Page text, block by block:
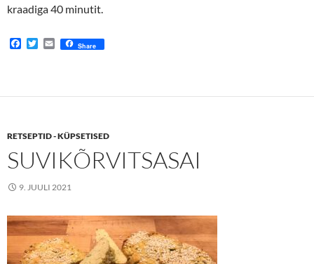
kraadiga 40 minutit.
F
o
T
e
E
m
Share
RETSEPTID - KÜPSETISED
SUVIKÕRVITSASAI
9. JUULI 2021